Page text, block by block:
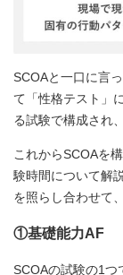
SCOAと一口に言
て「性格テスト」
る試験で構成され
これからSCOAを
験時間について解
を照らし合わせて
①基礎能力AF
SCOAの試験の1つ